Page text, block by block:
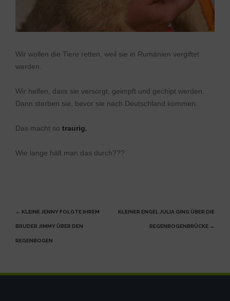
Wir wollen die Tiere retten, weil sie in Rumänien vergiftet
werden.
Wir helfen, dass sie versorgt, geimpft und gechipt werden.
Dann sterben sie, bevor sie nach Deutschland kommen.
Das macht so traurig.
Wie lange hält man das durch???
Beitragsnavigation
← KLEINE JENNY FOLGTE IHREM
BRUDER JIMMY ÜBER DEN
REGENBOGEN
KLEINER ENGEL JULIA GING ÜBER DIE
REGENBOGENBRÜCKE →